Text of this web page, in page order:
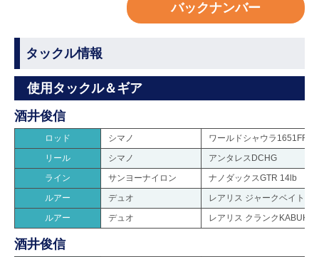
バックナンバー
タックル情報
使用タックル＆ギア
酒井俊信
ロッド シマノ
ワールドシャウラ1651FF-3
リール
シマノ
アンタレスDCHG
ライン
サンヨーナイロン
ナノダックスGTR 14lb
ルアー
デュオ
レアリス ジャークベイト
ルアー
デュオ レアリス クランクKABUKI
酒井俊信